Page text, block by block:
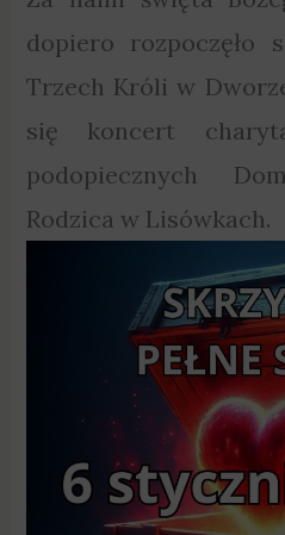
dopiero rozpoczęło
Trzech Króli w
się koncert
podopiecznych
Rodzica w Lisówkach.